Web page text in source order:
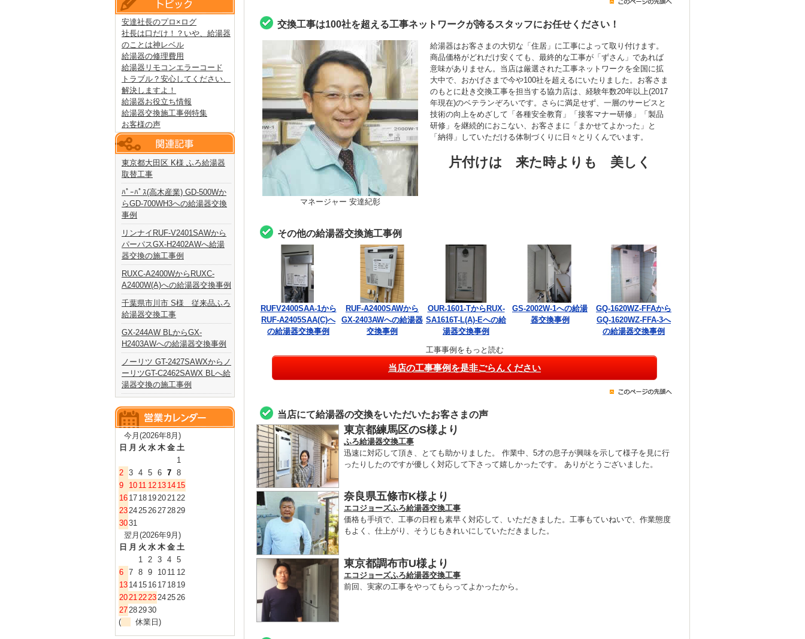
交換工事は100社を超える工事ネットワークが誇るスタッフにお任せください！
マネージャー 安達紀彰
給湯器はお客さまの大切な「住居」に工事によって取り付けます。
商品価格がどれだけ安くても、最終的な工事が「ずさん」であれば
意味がありません。当店は厳選された工事ネットワークを全国に拡
大中で、おかげさまで今や100社を超えるにいたりました。お客さま
のもとに赴き交換工事を担当する協力店は、経験年数20年以上(2017
年現在)のベテランぞろいです。さらに満足せず、一層のサービスと
技術の向上をめざして「各種安全教育」「接客マナー研修」「製品
研修」を継続的におこない、お客さまに「まかせてよかった」と
「納得」していただける体制づくりに日々とりくんでいます。
片付けは 来た時よりも 美しく
その他の給湯器交換施工事例
RUFV2400SAA-1から
RUF-A2405SAA(C)へ
の給湯器交換事例
RUF-A2400SAWから
GX-2403AWへの給湯器
交換事例
OUR-1601-TからRUX-
SA1616T-L(A)-Eへの給
湯器交換事例
GS-2002W-1への給湯
器交換事例
GQ-1620WZ-FFAから
GQ-1620WZ-FFA-3へ
の給湯器交換事例
工事事例をもっと読む
当店の工事事例を是非ごらんください
当店にて給湯器の交換をいただいたお客さまの声
東京都練馬区のS様より
ふろ給湯器交換工事
迅速に対応して頂き、とても助かりました。 作業中、5才の息子が興味を示して様子を見に行
ったりしたのですが優しく対応して下さって嬉しかったです。 ありがとうございました。
奈良県五條市K様より
エコジョーズふろ給湯器交換工事
価格も手頃で、工事の日程も素早く対応して、いただきました。工事もていねいで、作業態度
もよく、仕上がり、そうじもきれいにしていただきました。
東京都調布市U様より
エコジョーズふろ給湯器交換工事
前回、実家の工事をやってもらってよかったから。
安達社長のプロ×ログ
社長は口だけ！？いや、給湯器
のことは神レベル
給湯器の修理費用
給湯器リモコンエラーコード
トラブル？安心してください、
解決しますよ！
給湯器お役立ち情報
給湯器交換施工事例特集
お客様の声
東京都大田区 K様 ふろ給湯器
取替工事
ﾊﾟｰﾊﾟｽ(高木産業) GD-500Wか
らGD-700WH3への給湯器交換
事例
リンナイRUF-V2401SAWから
パーパスGX-H2402AWへ給湯
器交換の施工事例
RUXC-A2400WからRUXC-
A2400W(A)への給湯器交換事例
千葉県市川市 S様 従来品ふろ
給湯器交換工事
GX-244AW BLからGX-
H2403AWへの給湯器交換事例
ノーリツ GT-2427SAWXからノ
ーリツGT-C2462SAWX BLへ給
湯器交換の施工事例
今月(2026年8月)
日 月 火 水 木 金 土
1
2 3 4 5 6 7 8
9
10 11 12 13 14 15
16 17 18 19202122
23242526272829
3031
翌月(2026年9月)
日 月 火 水 木 金 土
1 2 3 4 5
6 7 8 9 10 11 12
13 14 15 16 17 18 19
20212223242526
27282930
(
休業日)